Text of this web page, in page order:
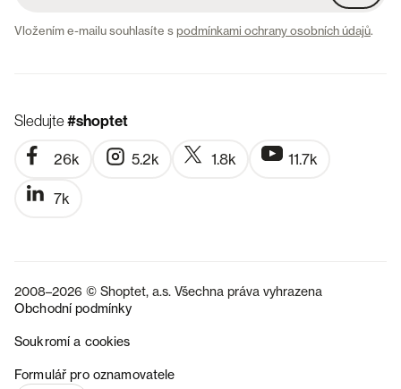
Vložením e-mailu souhlasíte spodmínkami ochrany osobních údajů.
Sledujte#shoptet
26k 5.2k 1.8k 11.7k
7k
2008–2026 © Shoptet, a.s. Všechna práva vyhrazena
Obchodní podmínky
Soukromí a cookies
Formulář pro oznamovatele